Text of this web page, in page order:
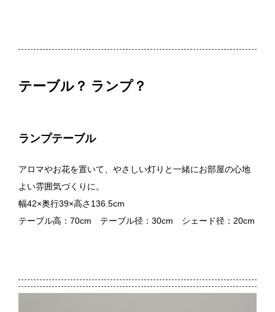
テーブル？ ランプ？
ランプテーブル
アロマやお花を置いて、やさしい灯りと一緒にお部屋の心地
よい雰囲気づくりに。
幅42×奥行39×高さ136.5cm
テーブル高：70cm テーブル径：30cm シェード径：20cm